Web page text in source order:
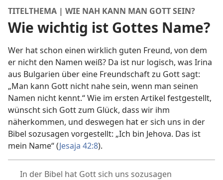
TITELTHEMA | WIE NAH KANN MAN GOTT SEIN?
Wie wichtig ist Gottes Name?
Wer hat schon einen wirklich guten Freund, von dem
er nicht den Namen weiß? Da ist nur logisch, was Irina
aus Bulgarien über eine Freundschaft zu Gott sagt:
„Man kann Gott nicht nahe sein, wenn man seinen
Namen nicht kennt.“ Wie im ersten Artikel festgestellt,
wünscht sich Gott zum Glück, dass wir ihm
näherkommen, und deswegen hat er sich uns in der
Bibel sozusagen vorgestellt: „Ich bin Jehova. Das ist
mein Name“ (Jesaja 42:8).
In der Bibel hat Gott sich uns sozusagen